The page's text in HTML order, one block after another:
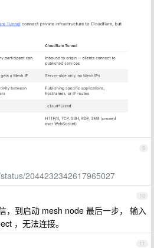
9
2044232342617965027
10
，到启动 mesh node 最后一步， 输入
，无法连接。
11